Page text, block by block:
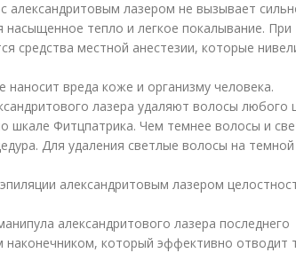
александритовым лазером не вызывает
тепло и легкое покалывание. При
средства местной анестезии, которые
наносит вреда коже и организму человека.
лазера удаляют волосы любого
шкале Фитцпатрика. Чем темнее волосы и
Для удаления светлые волосы на
александритовым лазером
александритового лазера последнего
который эффективно отводит